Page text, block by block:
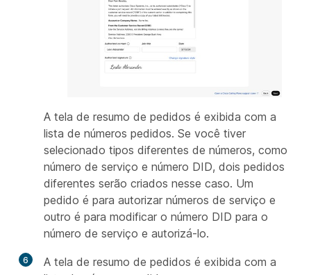
A tela de resumo de pedidos é exibida com a
lista de números pedidos. Se você tiver
selecionado tipos diferentes de números, como
número de serviço e número DID, dois pedidos
diferentes serão criados nesse caso. Um
pedido é para autorizar números de serviço e
outro é para modificar o número DID para o
número de serviço e autorizá-lo.
6
A tela de resumo de pedidos é exibida com a